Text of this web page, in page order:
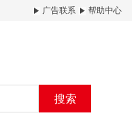
广告联系 帮助中心
搜索